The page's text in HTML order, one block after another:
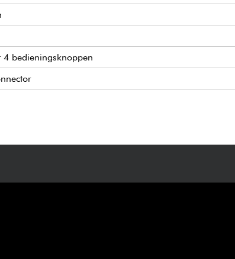
bedieningsknoppen